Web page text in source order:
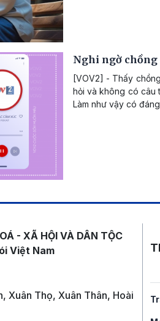
Nghi ngờ chồng
[VOV2] - Thấy
hỏi và không có câu
Làm như vậy có
- XÃ HỘI VÀ DÂN TỘC
Việt Nam
Xuân Thọ, Xuân Thân, Hoài